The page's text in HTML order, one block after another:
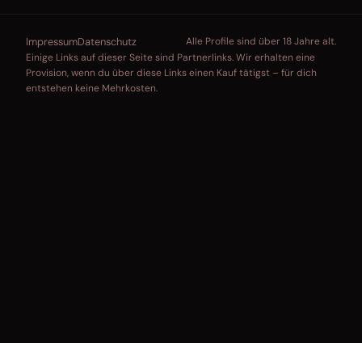
ImpressumDatenschutz
Alle Profile sind über 18 Jahre alt.
Einige Links auf dieser Seite sind Partnerlinks. Wir erhalten eine
Provision, wenn du über diese Links einen Kauf tätigst – für dich
entstehen keine Mehrkosten.